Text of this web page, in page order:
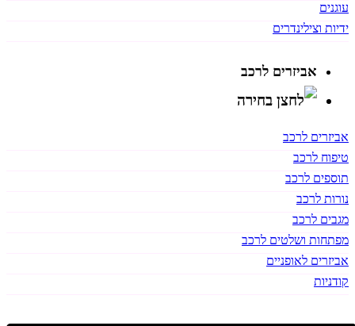
עוגנים
ידיות וצילינדרים
אביזרים לרכב
אביזרים לרכב
טיפוח לרכב
תוספים לרכב
נורות לרכב
מגבים לרכב
מפתחות ושלטים לרכב
אביזרים לאופניים
קודניות